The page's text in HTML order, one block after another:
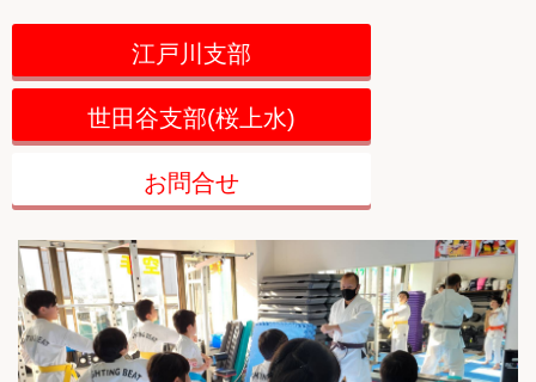
江戸川支部
世田谷支部(桜上水)
お問合せ